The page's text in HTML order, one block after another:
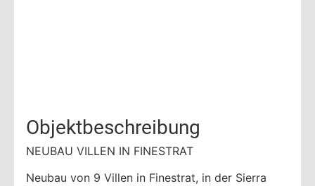
Objektbeschreibung
NEUBAU VILLEN IN FINESTRAT
Neubau von 9 Villen in Finestrat, in der Sierra